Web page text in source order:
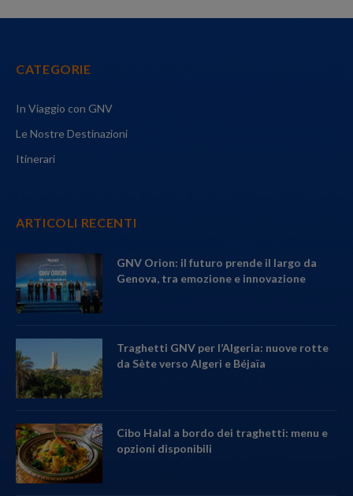
CATEGORIE
In Viaggio con GNV
Le Nostre Destinazioni
Itinerari
ARTICOLI RECENTI
GNV Orion: il futuro prende il largo da
Genova, tra emozione e innovazione
Traghetti GNV per l’Algeria: nuove rotte
da Sète verso Algeri e Béjaïa
Cibo Halal a bordo dei traghetti: menu e
opzioni disponibili